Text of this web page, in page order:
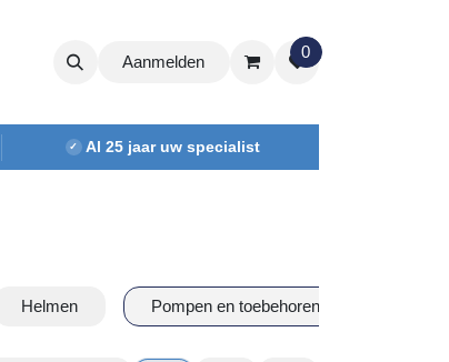
Aanmelden
0
✓ Al 25 jaar uw specialist
Helmen Pompen en toebehoren